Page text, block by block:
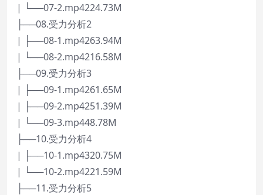
| └──07-2.mp4224.73M
├──08.受力分析2
| ├──08-1.mp4263.94M
| └──08-2.mp4216.58M
├──09.受力分析3
| ├──09-1.mp4261.65M
| ├──09-2.mp4251.39M
| └──09-3.mp448.78M
├──10.受力分析4
| ├──10-1.mp4320.75M
| └──10-2.mp4221.59M
├──11.受力分析5